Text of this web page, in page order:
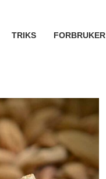
TRIKS FORBRUKER